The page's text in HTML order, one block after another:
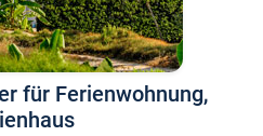
für Ferienwohnung,